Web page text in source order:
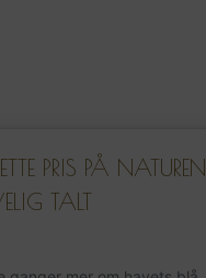
PRIS PÅ NATUREN,
TALT